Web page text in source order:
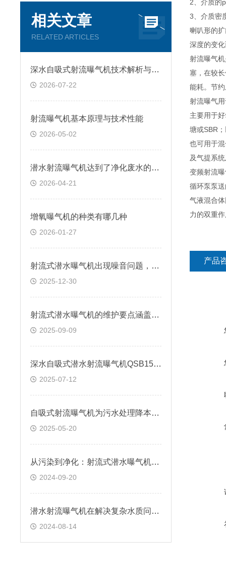
相关文章
RELATED ARTICLES
深水自吸式射流曝气机技术解析与工程应用
2026-07-22
射流曝气机基本原理与技术性能
2026-05-02
潜水射流曝气机达到了净化废水的目的
2026-04-21
增氧曝气机的种类有哪几种
2026-01-27
射流式潜水曝气机出现噪音问题，是什么原因导致的？
2025-12-30
射流式潜水曝气机的维护要点涵盖多个方面
2025-09-09
深水自吸式潜水射流曝气机QSB15-100
2025-07-12
自吸式射流曝气机为污水处理降本增效
2025-05-20
从污染到净化：射流式潜水曝气机在环保中的关键作用
2024-09-20
潜水射流曝气机在解决复杂水质问题中的应用
2024-08-14
2、介质的
3、介质密
喇叭形的
深度的变
射流曝气
塞，在较
能耗。节
射流曝气
主要用于
塘或SBR
也可用于
及气提系
变频射流
循环泵泵
气液混合
力的双重
产品